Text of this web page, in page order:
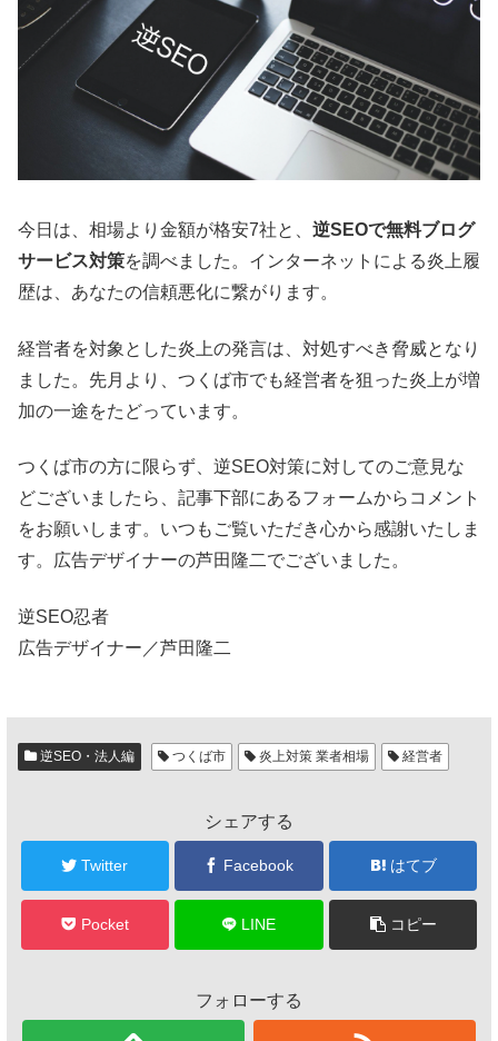
今日は、相場より金額が格安7社と、 逆SEOで無料ブログ
サービス対策を調べました。インターネットによる炎上履
歴は、あなたの信頼悪化に繋がります。
経営者を対象とした炎上の発言は、対処すべき脅威となり
ました。先月より、つくば市でも経営者を狙った炎上が増
加の一途をたどっています。
つくば市の方に限らず、逆SEO対策に対してのご意見な
どございましたら、記事下部にあるフォームからコメント
をお願いします。いつもご覧いただき心から感謝いたしま
す。広告デザイナーの芦田隆二でございました。
逆SEO忍者
広告デザイナー／芦田隆二
逆SEO・法人編 つくば市 炎上対策 業者相場 経営者
シェアする
Twitter Facebook はてブ
Pocket LINE コピー
フォローする